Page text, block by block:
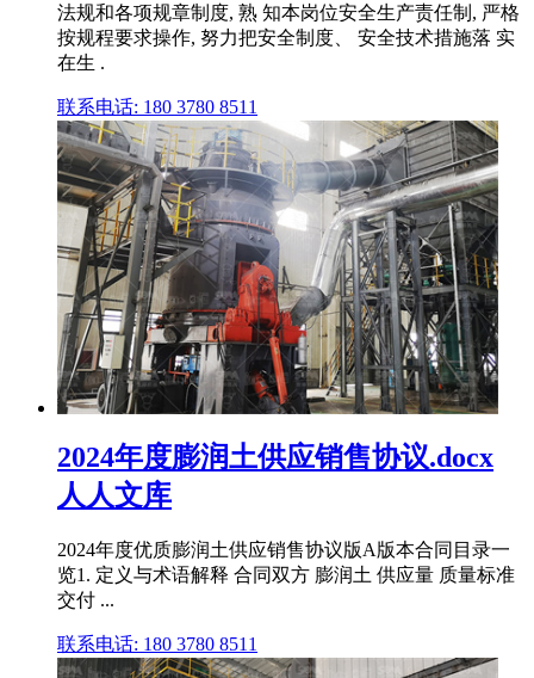
法规和各项规章制度, 熟 知本岗位安全生产责任制, 严格
按规程要求操作, 努力把安全制度、 安全技术措施落 实
在生 .
联系电话: 180 3780 8511
2024年度膨润土供应销售协议.docx
人人文库
2024年度优质膨润土供应销售协议版A版本合同目录一
览1. 定义与术语解释 合同双方 膨润土 供应量 质量标准
交付 ...
联系电话: 180 3780 8511